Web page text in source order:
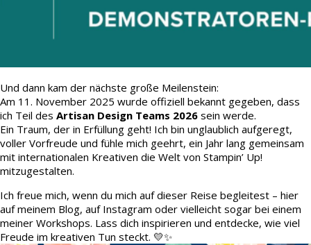
Und dann kam der nächste große Meilenstein:
Am 11. November 2025 wurde offiziell bekannt gegeben, dass
ich Teil des Artisan Design Teams 2026 sein werde.
Ein Traum, der in Erfüllung geht! Ich bin unglaublich aufgeregt,
voller Vorfreude und fühle mich geehrt, ein Jahr lang gemeinsam
mit internationalen Kreativen die Welt von Stampin’ Up!
mitzugestalten.
Ich freue mich, wenn du mich auf dieser Reise begleitest – hier
auf meinem Blog, auf Instagram oder vielleicht sogar bei einem
meiner Workshops. Lass dich inspirieren und entdecke, wie viel
Freude im kreativen Tun steckt. 💛✨